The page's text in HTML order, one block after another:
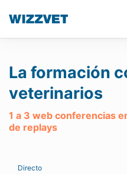
La formación
veterinarios
1 a 3 web conferencias
de replays
Directo